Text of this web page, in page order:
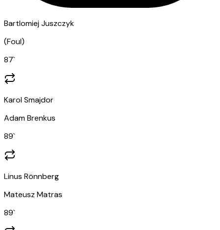
Bartlomiej Juszczyk
(Foul)
87`
Karol Smajdor
Adam Brenkus
89`
Linus Rönnberg
Mateusz Matras
89`